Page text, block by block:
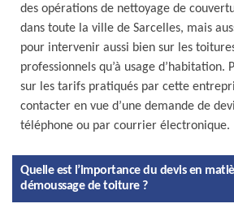
des opérations de nettoyage de
dans toute la ville de Sarcelles, mais
pour intervenir aussi bien sur les
professionnels qu’à usage d’habitation.
sur les tarifs pratiqués par cette
contacter en vue d’une demande de
téléphone ou par courrier électronique.
Quelle est l’importance du devis en
démoussage de toiture ?